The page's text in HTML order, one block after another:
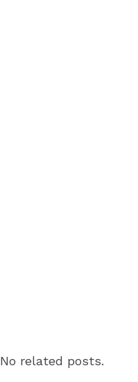
No related posts.